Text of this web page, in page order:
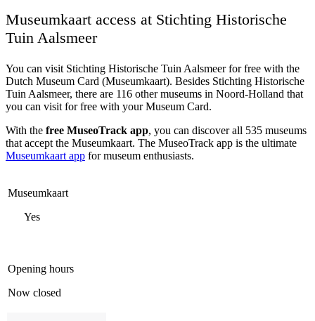
Museumkaart access at Stichting Historische
Tuin Aalsmeer‎
You can visit Stichting Historische Tuin Aalsmeer‎for free with the
Dutch Museum Card (Museumkaart). Besides Stichting Historische
Tuin Aalsmeer‎, there are 116 other museums in Noord-Holland that
you can visit for free with your Museum Card.
With the free MuseoTrack app, you can discover all 535 museums
that accept the Museumkaart. The MuseoTrack app is the ultimate
Museumkaart app for museum enthusiasts.
Museumkaart
Yes
Opening hours
Now closed